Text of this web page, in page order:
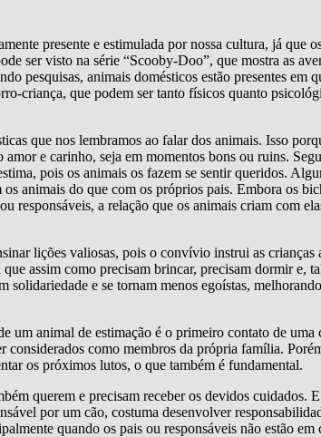
presente e estimulada por nossa cultura, já que
ser visto na série “Scooby-Doo”, que mostra as
pesquisas, animais domésticos estão presentes em
criança, que podem ser tanto físicos quanto
que nos lembramos ao falar dos animais. Isso
e carinho, seja em momentos bons ou ruins.
pois os animais os fazem se sentir queridos.
animais do que com os próprios pais. Embora os
responsáveis, a relação que os animais criam com
lições valiosas, pois o convívio instrui as crianças
assim como precisam brincar, precisam dormir e,
solidariedade e se tornam menos egoístas,
um animal de estimação é o primeiro contato de
considerados como membros da própria família.
os próximos lutos, o que também é fundamental.
querem e precisam receber os devidos cuidados.
por um cão, costuma desenvolver
quando os pais ou responsáveis não estão em